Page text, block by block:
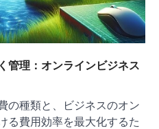
管理：オンラインビジネス
の種類と、ビジネスのオン
る費用効率を最大化するた